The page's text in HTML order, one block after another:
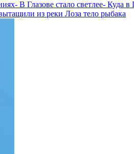
- В Глазове стало светлее- Куда в
из реки Лоза тело рыбака